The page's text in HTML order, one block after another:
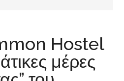
Hostel
μέρες